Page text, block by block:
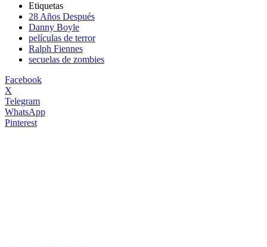
Etiquetas
28 Años Después
Danny Boyle
películas de terror
Ralph Fiennes
secuelas de zombies
Facebook
X
Telegram
WhatsApp
Pinterest